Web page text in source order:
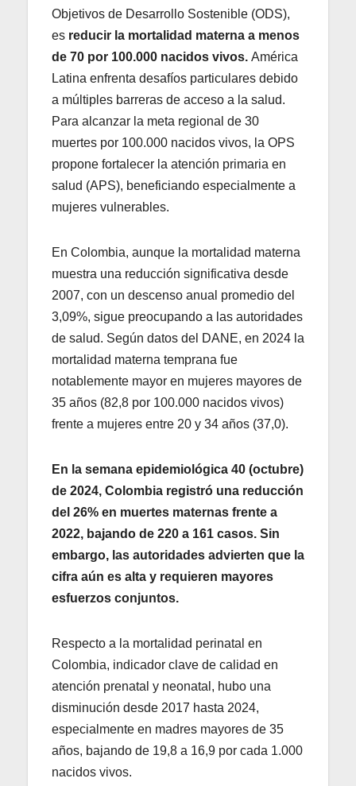
Objetivos de Desarrollo Sostenible (ODS),
es reducir la mortalidad materna a menos
de 70 por 100.000 nacidos vivos. América
Latina enfrenta desafíos particulares debido
a múltiples barreras de acceso a la salud.
Para alcanzar la meta regional de 30
muertes por 100.000 nacidos vivos, la OPS
propone fortalecer la atención primaria en
salud (APS), beneficiando especialmente a
mujeres vulnerables.
En Colombia, aunque la mortalidad materna
muestra una reducción significativa desde
2007, con un descenso anual promedio del
3,09%, sigue preocupando a las autoridades
de salud. Según datos del DANE, en 2024 la
mortalidad materna temprana fue
notablemente mayor en mujeres mayores de
35 años (82,8 por 100.000 nacidos vivos)
frente a mujeres entre 20 y 34 años (37,0).
En la semana epidemiológica 40 (octubre)
de 2024, Colombia registró una reducción
del 26% en muertes maternas frente a
2022, bajando de 220 a 161 casos. Sin
embargo, las autoridades advierten que la
cifra aún es alta y requieren mayores
esfuerzos conjuntos.
Respecto a la mortalidad perinatal en
Colombia, indicador clave de calidad en
atención prenatal y neonatal, hubo una
disminución desde 2017 hasta 2024,
especialmente en madres mayores de 35
años, bajando de 19,8 a 16,9 por cada 1.000
nacidos vivos.